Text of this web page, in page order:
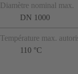
Diamètre nominal max.
DN 1000
Température max.
110 °C